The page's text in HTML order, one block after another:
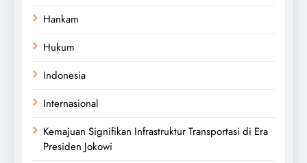
Hankam
Hukum
Indonesia
Internasional
Kemajuan Signifikan Infrastruktur Transportasi di Era
Presiden Jokowi